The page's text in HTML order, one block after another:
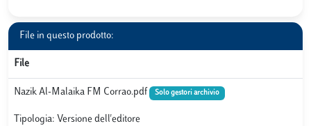
File in questo prodotto:
File
Nazik Al-Malaika FM Corrao.pdf Solo gestori archivio
Tipologia: Versione dell'editore